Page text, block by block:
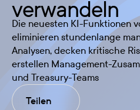
verwandeln
Die neuesten KI-Funktionen
eliminieren stundenlange
Analysen, decken kritische
erstellen Management-
und Treasury-Teams
Teilen